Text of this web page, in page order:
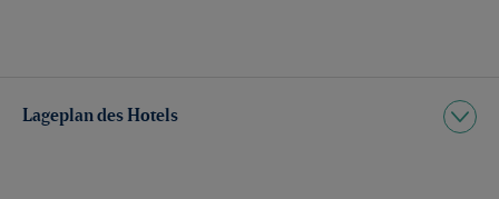
Lageplan des Hotels